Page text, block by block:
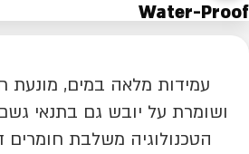
Water-Proof
עמידות מלאה במים, מונעת
ושומרת על יובש גם בתנאי גשם
הטכנולוגיה משלבת חומרים